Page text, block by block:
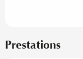
Prestations